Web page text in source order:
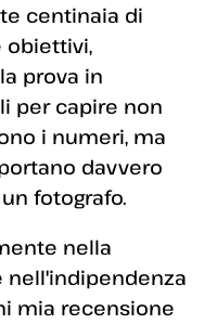
centinaia di
obiettivi,
prova in
per capire non
i numeri, ma
davvero
fotografo.
nella
nell'indipendenza
mia recensione